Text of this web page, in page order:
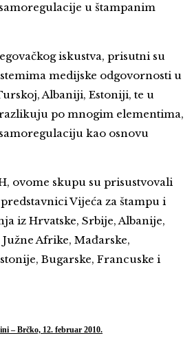
u štampanim
iskustva, prisutni su
medijske odgovornosti u
Albaniji, Estoniji, te u
po mnogim elementima,
kao osnovu
ovome skupu su prisustvovali
Vijeća za štampu i
iz Hrvatske, Srbije, Albanije,
Afrike, Mađarske,
Bugarske, Francuske i
– Brčko, 12. februar 2010.